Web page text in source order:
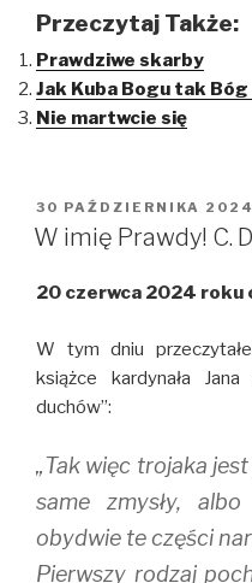
t
s
h
a
r
e
i
t
t
e
O
n
s
i
n
n
e
i
d
o
w
)
t
s
h
a
r
e
c
e
b
o
(
e
n
s
i
w
n
d
o
w
t
s
h
a
r
m
b
l
r
p
s
i
n
n
o
w
)
Przeczytaj Także:
Prawdziwe skarby
Jak Kuba Bogu tak Bóg
Nie martwcie się
OPUBLIKOWANE
W
30 PAŹDZIERNIKA 2024
W imię Prawdy! C.
20 czerwca 2024 roku
W tym dniu
książce kardynała
duchów”:
„Tak więc trojaka
same zmysły,
obydwie te części
Pierwszy rodzaj